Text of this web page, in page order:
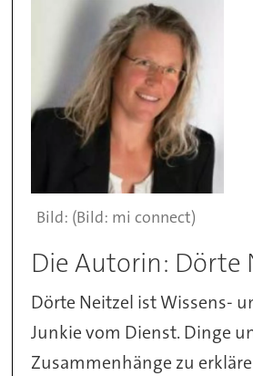
(Bild: mi connect)
Die Autorin: Dörte
Dörte Neitzel ist Wissens-
Junkie vom Dienst. Dinge
Zusammenhänge zu